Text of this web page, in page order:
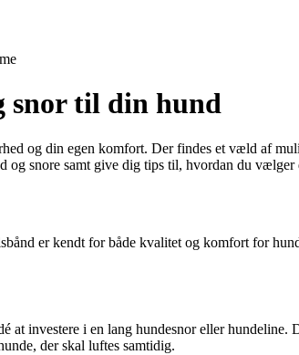
snor til din hund
og din egen komfort. Der findes et væld af
snore samt give dig tips til, hvordan du
er kendt for både kvalitet og komfort for
at investere i en lang hundesnor eller
der skal luftes samtidig.